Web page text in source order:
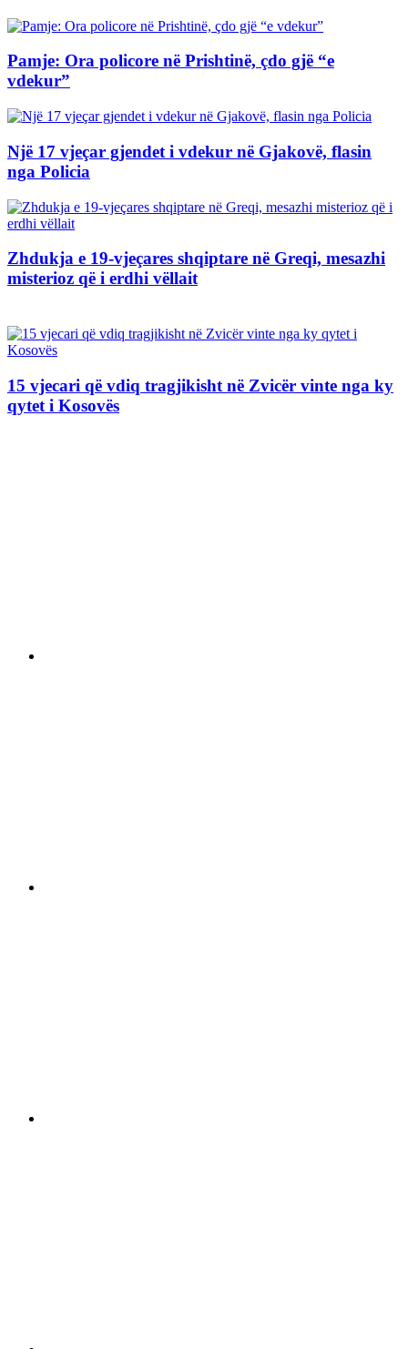
Pamje: Ora policore në Prishtinë, çdo gjë “e
vdekur”
Një 17 vjeçar gjendet i vdekur në Gjakovë, flasin
nga Policia
Zhdukja e 19-vjeçares shqiptare në Greqi, mesazhi
misterioz që i erdhi vëllait
15 vjecari që vdiq tragjikisht në Zvicër vinte nga ky
qytet i Kosovës